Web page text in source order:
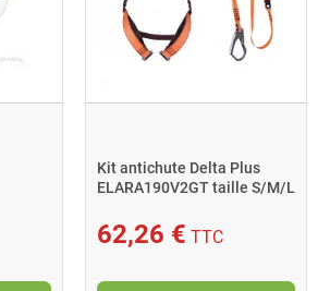
Kit antichute Delta Plus
ELARA190V2GT taille S/M/L
62,26 € TTC